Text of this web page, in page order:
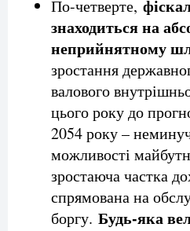
По-четверте,
знаходиться на
неприйнятному
зростання
валового
цього року до
2054 року –
можливості
зростаюча частка
спрямована на
боргу. Будь-яка